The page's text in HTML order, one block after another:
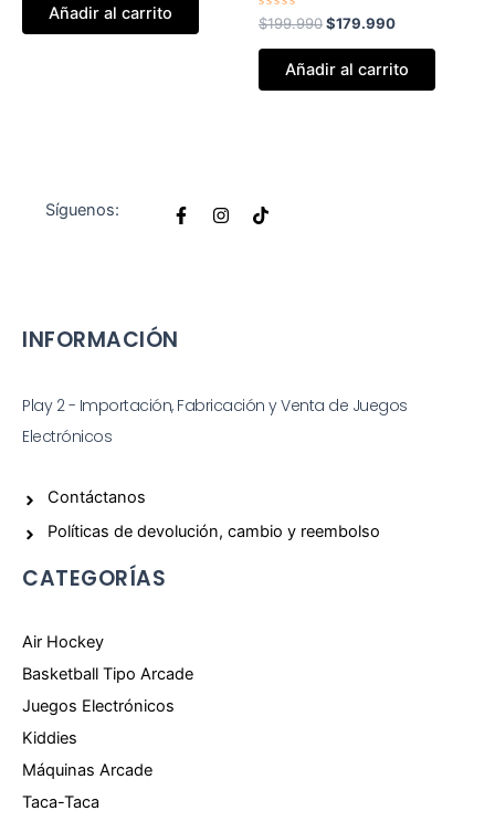
Añadir al carrito
Valorado
con
0
$199.990$179.990
Añadir al carrito
Síguenos:
F
a
I
n
T
i
INFORMACIÓN
Play 2 - Importación, Fabricación y Venta de Juegos
Electrónicos
Contáctanos
Políticas de devolución, cambio y reembolso
CATEGORÍAS
Air Hockey
Basketball Tipo Arcade
Juegos Electrónicos
Kiddies
Máquinas Arcade
Taca-Taca